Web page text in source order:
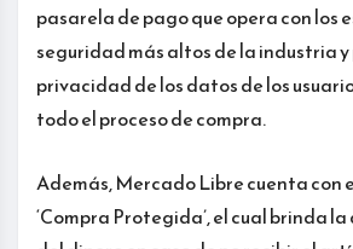
pasarela de pago que opera con los
seguridad más altos de la industria
privacidad de los datos de los
todo el proceso de compra.
Además, Mercado Libre cuenta con
‘Compra Protegida’, el cual brinda